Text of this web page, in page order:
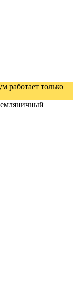
работает только